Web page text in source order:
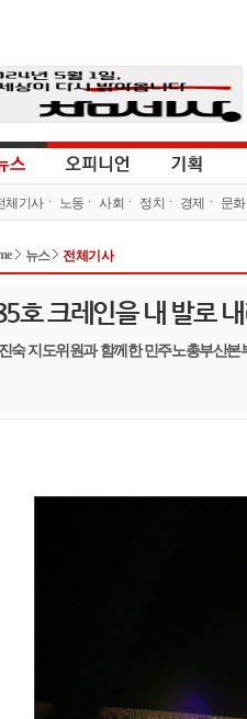
체기사 노동 사회 정치 경제 문화
뉴스 전체기사
호 크레인을 내 발로
숙 지도위원과 함께한 민주노총부산본